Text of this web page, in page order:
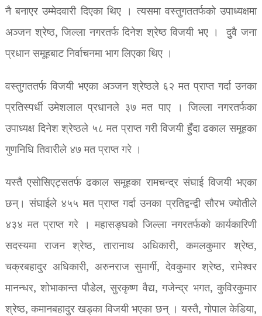
नै बनाएर उम्मेदवारी दिएका थिए । त्यसमा वस्तुगततर्फको उपाध्यक्षमा
अञ्जन श्रेष्ठ, जिल्ला नगरतर्फ दिनेश श्रेष्ठ विजयी भए । दुुवै जना
प्रधान समूहबाट निर्वाचनमा भाग लिएका थिए ।
वस्तुगततर्फ विजयी भएका अञ्जन श्रेष्ठले ६२ मत प्राप्त गर्दा उनका
प्रतिस्पर्धी उमेशलाल प्रधानले ३७ मत पाए । जिल्ला नगरतर्फका
उपाध्यक्ष दिनेश श्रेष्ठले ५८ मत प्राप्त गरी विजयी हुँदा ढकाल समूहका
गुणनिधि तिवारीले ४७ मत प्राप्त गरे ।
यस्तै एसोसिएट्सतर्फ ढकाल समूहका रामचन्द्र संघाई विजयी भएका
छन्। संघाईले ४५५ मत प्राप्त गर्दा उनका प्रतिद्वन्द्वी सौरभ ज्योतीले
४३४ मत प्राप्त गरे । महासङ्घको जिल्ला नगरतर्फको कार्यकारिणी
सदस्यमा राजन श्रेष्ठ, तारानाथ अधिकारी, कमलकुमार श्रेष्ठ,
चक्रबहादुर अधिकारी, अरुनराज सुमार्गी, देवकुमार श्रेष्ठ, रामेश्वर
मानन्धर, शोभाकान्त पौडेल, सुरकृष्ण वैद्य, गजेन्द्र भगत, कुविरकुमार
श्रेष्ठ, कमानबहादुर खड्का विजयी भएका छन् । यस्तै, गोपाल केडिया,